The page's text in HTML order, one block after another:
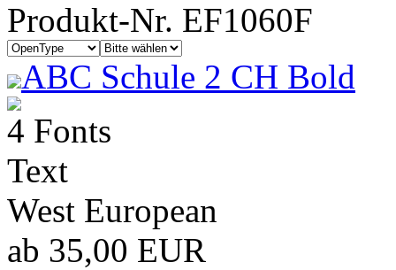
Produkt-Nr. EF1060F
ABC Schule 2 CH Bold
4 Fonts
Text
West European
ab 35,00 EUR